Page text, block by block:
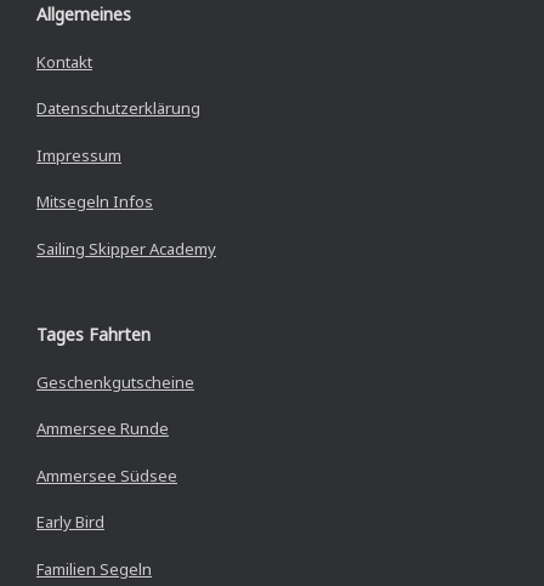
Allgemeines
Kontakt
Datenschutzerklärung
Impressum
Mitsegeln Infos
Sailing Skipper Academy
Tages Fahrten
Geschenkgutscheine
Ammersee Runde
Ammersee Südsee
Early Bird
Familien Segeln